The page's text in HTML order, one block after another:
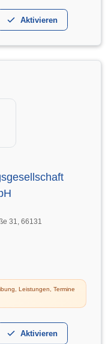
Aktivieren
31, 66131
Leistungen, Termine
Aktivieren